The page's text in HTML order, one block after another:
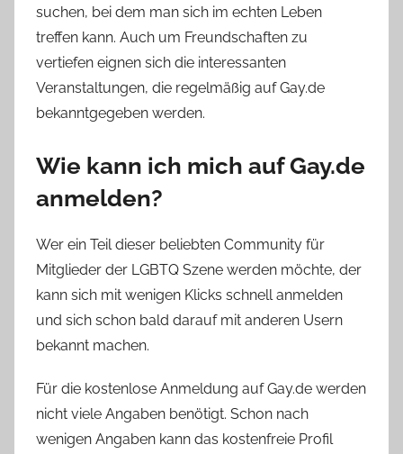
suchen, bei dem man sich im echten Leben
treffen kann. Auch um Freundschaften zu
vertiefen eignen sich die interessanten
Veranstaltungen, die regelmäßig auf Gay.de
bekanntgegeben werden.
Wie kann ich mich auf Gay.de
anmelden?
Wer ein Teil dieser beliebten Community für
Mitglieder der LGBTQ Szene werden möchte, der
kann sich mit wenigen Klicks schnell anmelden
und sich schon bald darauf mit anderen Usern
bekannt machen.
Für die kostenlose Anmeldung auf Gay.de werden
nicht viele Angaben benötigt. Schon nach
wenigen Angaben kann das kostenfreie Profil